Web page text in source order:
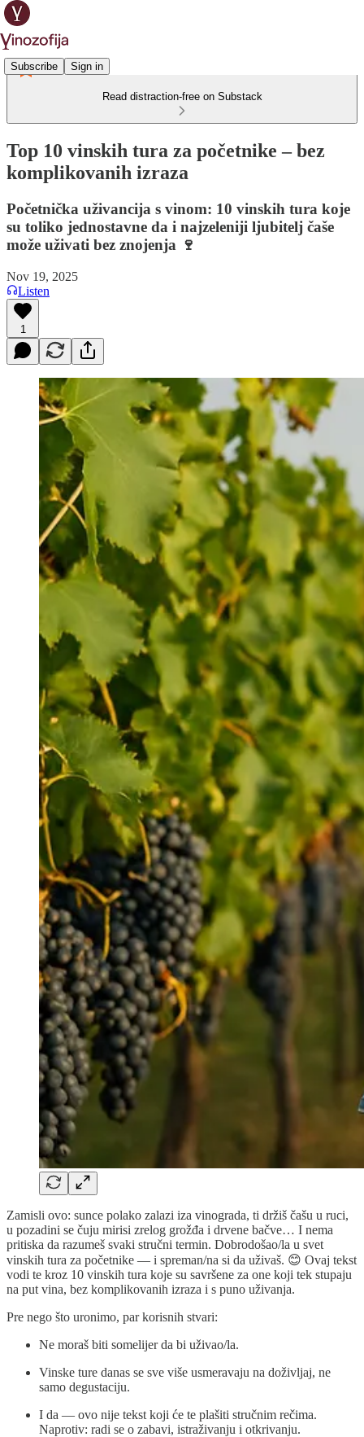
Subscribe Sign in
Read distraction-free on Substack
Top 10 vinskih tura za početnike – bez
komplikovanih izraza
Početnička uživancija s vinom: 10 vinskih tura koje
su toliko jednostavne da i najzeleniji ljubitelj čaše
može uživati bez znojenja 🍷
Nov 19, 2025
Listen
1
Zamisli ovo: sunce polako zalazi iza vinograda, ti držiš čašu u ruci,
u pozadini se čuju mirisi zrelog grožđa i drvene bačve… I nema
pritiska da razumeš svaki stručni termin. Dobrodošao/la u svet
vinskih tura za početnike — i spreman/na si da uživaš. 😊 Ovaj tekst
vodi te kroz 10 vinskih tura koje su savršene za one koji tek stupaju
na put vina, bez komplikovanih izraza i s puno uživanja.
Pre nego što uronimo, par korisnih stvari:
Ne moraš biti somelijer da bi uživao/la.
Vinske ture danas se sve više usmeravaju na doživljaj, ne
samo degustaciju.
I da — ovo nije tekst koji će te plašiti stručnim rečima.
Naprotiv: radi se o zabavi, istraživanju i otkrivanju.